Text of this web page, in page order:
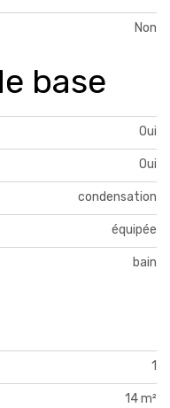
Non
base
Oui
Oui
condensation
équipée
bain
1
14 m²